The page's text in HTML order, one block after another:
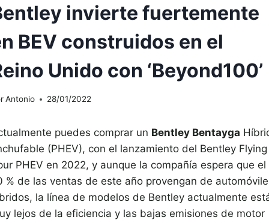
invierte fuertemente
BEV construidos en el
Unido con ‘Beyond100’
Antonio 28/01/2022
puedes comprar un Bentley Bentayga
(PHEV), con el lanzamiento del Bentley Flying
PHEV en 2022, y aunque la compañía espera que el
% de las ventas de este año provengan de
la línea de modelos de Bentley actualmente
lejos de la eficiencia y las bajas emisiones de motor